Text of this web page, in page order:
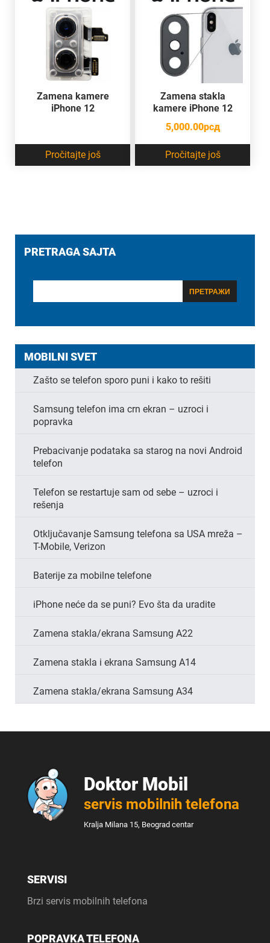
Zamena kamere
iPhone 12
Pročitajte još
Zamena stakla
kamere iPhone 12
5,000.00рсд
Pročitajte još
PRETRAGA SAJTA
MOBILNI SVET
Zašto se telefon sporo puni i kako to rešiti
Samsung telefon ima crn ekran – uzroci i
popravka
Prebacivanje podataka sa starog na novi Android
telefon
Telefon se restartuje sam od sebe – uzroci i
rešenja
Otključavanje Samsung telefona sa USA mreža –
T-Mobile, Verizon
Baterije za mobilne telefone
iPhone neće da se puni? Evo šta da uradite
Zamena stakla/ekrana Samsung A22
Zamena stakla i ekrana Samsung A14
Zamena stakla/ekrana Samsung A34
Doktor Mobil
servis mobilnih telefona
Kralja Milana 15, Beograd centar
SERVISI
Brzi servis mobilnih telefona
POPRAVKA TELEFONA